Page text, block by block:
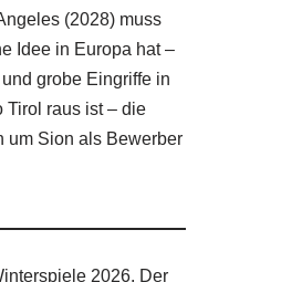
(2028) muss
Idee in Europa hat –
grobe Eingriffe in
Tirol raus ist – die
um Sion als Bewerber
2026. Der